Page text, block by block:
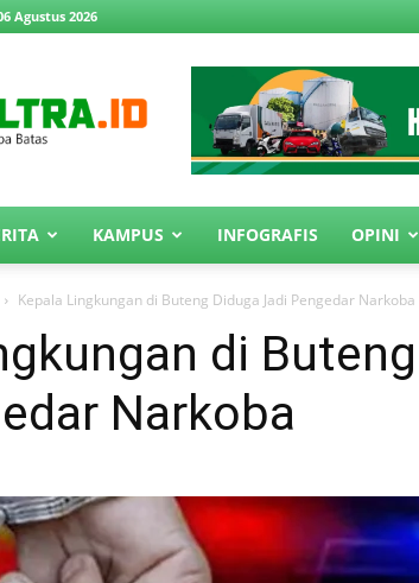
Agustus 2026
KAMPUS INFOGRAFIS OPINI
Kepala Lingkungan di Buteng Diduga Jadi Pengedar Narkoba
di
Narkoba